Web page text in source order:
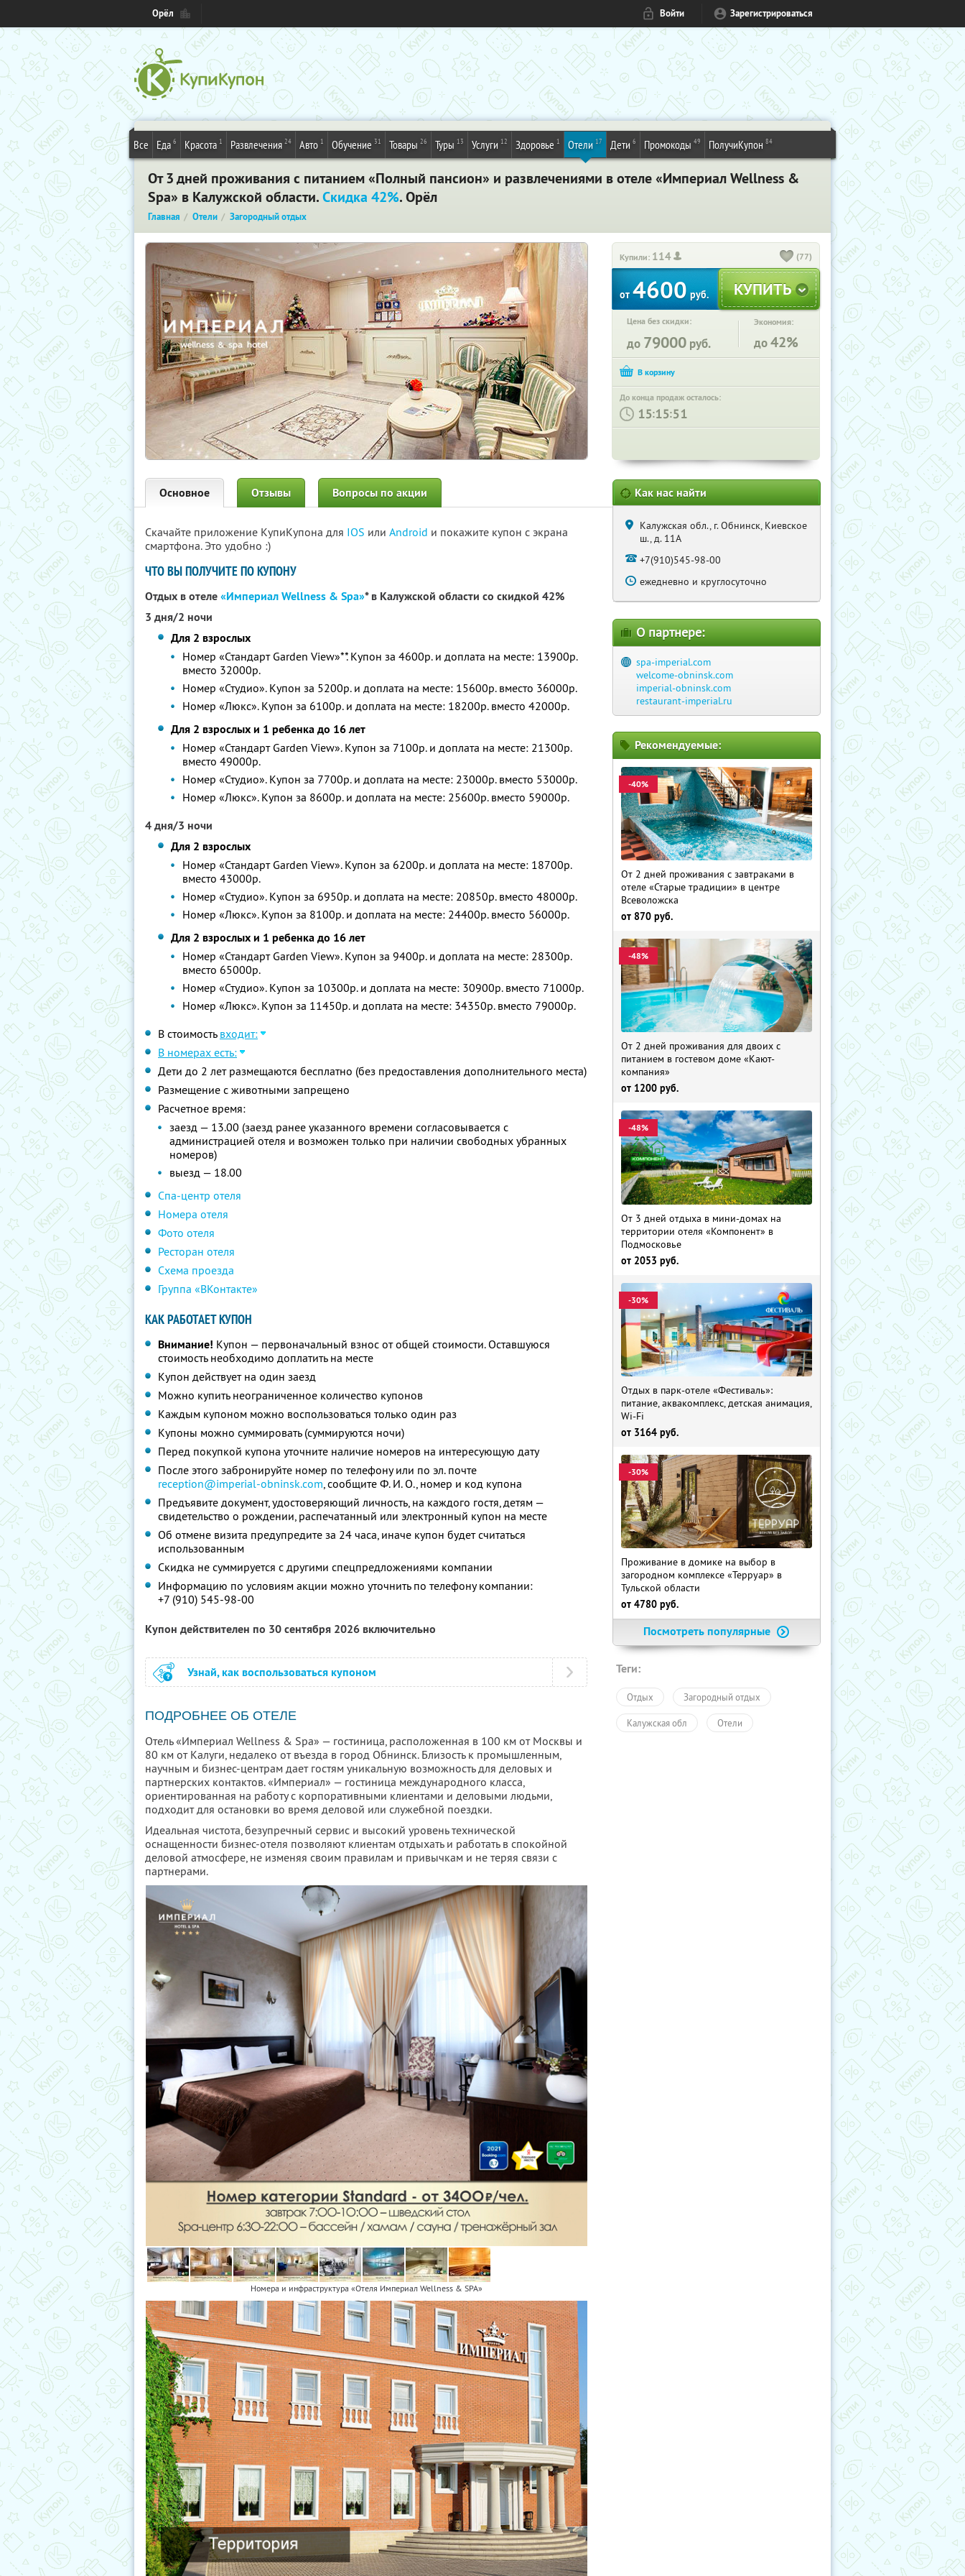
Орёл Войти Зарегистрироваться
Все Еда 6 Красота 1 Развлечения 24 Авто 1 Обучение 31 Товары 26 Туры 13 Услуги 12 Здоровье 1 Отели 17 Дети 6 Промокоды 49 ПолучиКупон 84
От 3 дней проживания с питанием «Полный пансион» и развлечениями в отеле «Империал Wellness &
Spa» в Калужской области.Скидка 42%. Орёл
Главная Отели Загородный отдых
Купили: 114 (77)
от 4600 руб.
Цена без скидки:
до 79000 руб.
Экономия:
до42%
До конца продаж осталось:
: :
Основное Отзывы Вопросы по акции
Скачайте приложение КупиКупона для IOS или Android и покажите купон с экрана
смартфона. Это удобно :)
ЧТО ВЫ ПОЛУЧИТЕ ПО КУПОНУ
Отдых в отеле«Империал Wellness & Spa»* в Калужской области со скидкой 42%
3 дня/2 ночи
Для 2 взрослых
Номер «Стандарт Garden View»**. Купон за 4600р. и доплата на месте: 13900р.
вместо 32000р.
Номер «Студио». Купон за 5200р. и доплата на месте: 15600р. вместо 36000р.
Номер «Люкс». Купон за 6100р. и доплата на месте: 18200р. вместо 42000р.
Для 2 взрослых и 1 ребенка до 16 лет
Номер «Стандарт Garden View». Купон за 7100р. и доплата на месте: 21300р.
вместо 49000р.
Номер «Студио». Купон за 7700р. и доплата на месте: 23000р. вместо 53000р.
Номер «Люкс». Купон за 8600р. и доплата на месте: 25600р. вместо 59000р.
4 дня/3 ночи
Для 2 взрослых
Номер «Стандарт Garden View». Купон за 6200р. и доплата на месте: 18700р.
вместо 43000р.
Номер «Студио». Купон за 6950р. и доплата на месте: 20850р. вместо 48000р.
Номер «Люкс». Купон за 8100р. и доплата на месте: 24400р. вместо 56000р.
Для 2 взрослых и 1 ребенка до 16 лет
Номер «Стандарт Garden View». Купон за 9400р. и доплата на месте: 28300р.
вместо 65000р.
Номер «Студио». Купон за 10300р. и доплата на месте: 30900р. вместо 71000р.
Номер «Люкс». Купон за 11450р. и доплата на месте: 34350р. вместо 79000р.
В стоимость входит:
В номерах есть:
Дети до 2 лет размещаются бесплатно (без предоставления дополнительного места)
Размещение с животными запрещено
Расчетное время:
заезд — 13.00 (заезд ранее указанного времени согласовывается с
администрацией отеля и возможен только при наличии свободных убранных
номеров)
выезд — 18.00
Спа-центр отеля
Номера отеля
Фото отеля
Ресторан отеля
Схема проезда
Группа «ВКонтакте»
КАК РАБОТАЕТ КУПОН
Внимание! Купон — первоначальный взнос от общей стоимости. Оставшуюся
стоимость необходимо доплатить на месте
Купон действует на один заезд
Можно купить неограниченное количество купонов
Каждым купоном можно воспользоваться только один раз
Купоны можно суммировать (суммируются ночи)
Перед покупкой купона уточните наличие номеров на интересующую дату
После этого забронируйте номер по телефону или по эл. почте
reception@imperial-obninsk.com,сообщите Ф. И. О.,номер и код купона
Предъявите документ, удостоверяющий личность, на каждого гостя, детям —
свидетельство о рождении, распечатанный или электронный купон на месте
Об отмене визита предупредите за 24 часа, иначе купон будет считаться
использованным
Скидка не суммируется с другими спецпредложениями компании
Информацию по условиям акции можно уточнить по телефону компании:
+7 (910) 545-98-00
Купон действителен по 30 сентября 2026 включительно
Узнай, как воспользоваться купоном
ПОДРОБНЕЕ ОБ ОТЕЛЕ
Отель «Империал Wellness & Spa» — гостиница, расположенная в 100 км от Москвы и
80 км от Калуги, недалеко от въезда в город Обнинск. Близость к промышленным,
научным и бизнес-центрам дает гостям уникальную возможность для деловых и
партнерских контактов. «Империал» — гостиница международного класса,
ориентированная на работу с корпоративными клиентами и деловыми людьми,
подходит для остановки во время деловой или служебной поездки.
Идеальная чистота, безупречный сервис и высокий уровень технической
оснащенности бизнес-отеля позволяют клиентам отдыхать и работать в спокойной
деловой атмосфере, не изменяя своим правилам и привычкам и не теряя связи с
партнерами.
Номера и инфраструктура «Отеля Империал Wellness & SPA»
Как нас найти
Калужская обл., г. Обнинск, Киевское
ш., д. 11А
+7(910)545-98-00
ежедневно и круглосуточно
О партнере:
spa-imperial.com
welcome-obninsk.com
imperial-obninsk.com
restaurant-imperial.ru
Рекомендуемые:
-40%
От 2 дней проживания с завтраками в
отеле «Старые традиции» в центре
Всеволожска
от 870 руб.
-48%
От 2 дней проживания для двоих с
питанием в гостевом доме «Кают-
компания»
от 1200 руб.
-48%
От 3 дней отдыха в мини-домах на
территории отеля «Компонент» в
Подмосковье
от 2053 руб.
-30%
Отдых в парк-отеле «Фестиваль»:
питание, аквакомплекс, детская анимация,
Wi-Fi
от 3164 руб.
-30%
Проживание в домике на выбор в
загородном комплексе «Терруар» в
Тульской области
от 4780 руб.
Посмотреть популярные
Теги:
Отдых Загородный отдых
Калужская обл Отели